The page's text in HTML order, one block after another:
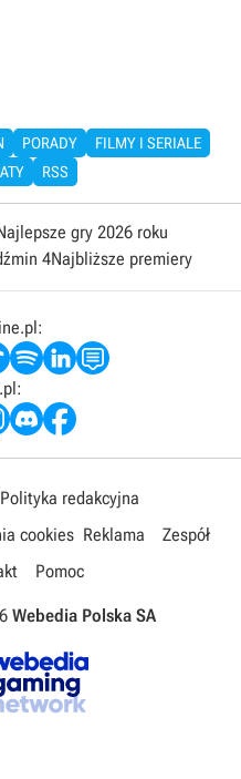
PORADY
FILMY I SERIALE
RSS
gry 2026 roku
4Najbliższe premiery
Polityka redakcyjna
cookies Reklama
Zespół
Pomoc
Webedia Polska SA